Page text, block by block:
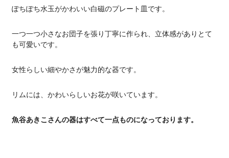
ぽちぽち水玉がかわいい白磁のプレート皿です。
一つ一つ小さなお団子を張り丁寧に作られ、立体感がありとて
も可愛いです。
女性らしい細やかさが魅力的な器です。
リムには、かわいらしいお花が咲いています。
魚谷あきこさんの器はすべて一点ものになっております。